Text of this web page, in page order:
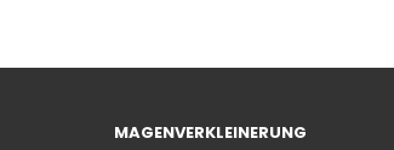
MAGENVERKLEINERUNG